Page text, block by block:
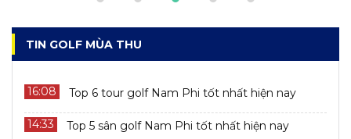
TIN GOLF MÙA THU
16:08 Top 6 tour golf Nam Phi tốt nhất hiện nay
14:33 Top 5 sân golf Nam Phi tốt nhất hiện nay